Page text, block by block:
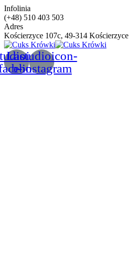
Infolinia
(+48) 510 403 503
Adres
Kościerzyce 107c, 49-314 Kościerzyce
Lastudioicon-
b-instagram